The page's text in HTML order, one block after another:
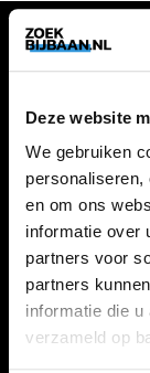
Deze website
We gebruiken
en om ons
informatie over
partners voor
partners
informatie die
verzameld op
ZOEKBIJBAAN
FAQ
Kennis maken met
VACATURES
Alle vacatures